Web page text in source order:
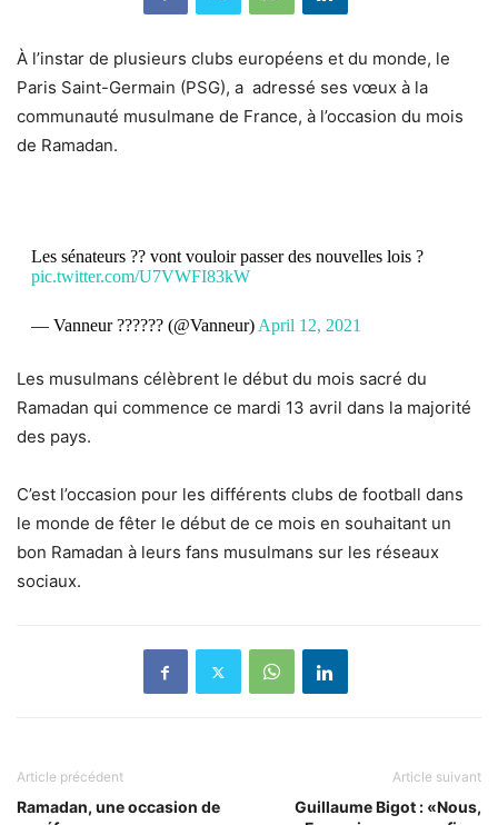
À l’instar de plusieurs clubs européens et du monde, le
Paris Saint-Germain (PSG), a adressé ses vœux à la
communauté musulmane de France, à l’occasion du mois
de Ramadan.
Les sénateurs ?? vont vouloir passer des nouvelles lois ?
pic.twitter.com/U7VWFI83kW
— Vanneur ?????? (@Vanneur) April 12, 2021
Les musulmans célèbrent le début du mois sacré du
Ramadan qui commence ce mardi 13 avril dans la majorité
des pays.
C’est l’occasion pour les différents clubs de football dans
le monde de fêter le début de ce mois en souhaitant un
bon Ramadan à leurs fans musulmans sur les réseaux
sociaux.
Article précédent
Ramadan, une occasion de
Article suivant
Guillaume Bigot : «Nous,